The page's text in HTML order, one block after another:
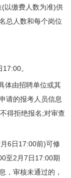
以缴费人数为准)供
总人数和每个岗位
。
由招聘单位或其
请的报考人员信息
得拒绝报名;对审查
6日17:00前)可修
至2月7日17:00期
，审核未通过的，